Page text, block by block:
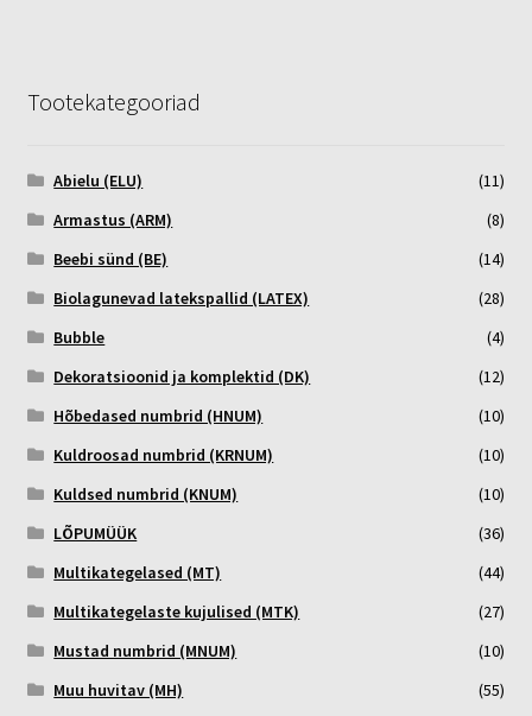
Tootekategooriad
Abielu (ELU)
(11)
Armastus (ARM)
(8)
Beebi sünd (BE)
(14)
Biolagunevad latekspallid (LATEX)
(28)
Bubble
(4)
Dekoratsioonid ja komplektid (DK)
(12)
Hõbedased numbrid (HNUM)
(10)
Kuldroosad numbrid (KRNUM)
(10)
Kuldsed numbrid (KNUM)
(10)
LÕPUMÜÜK
(36)
Multikategelased (MT)
(44)
Multikategelaste kujulised (MTK)
(27)
Mustad numbrid (MNUM)
(10)
Muu huvitav (MH)
(55)